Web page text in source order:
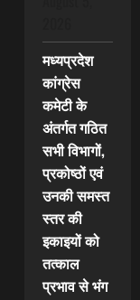
मध्यप्रदेश
कांग्रेस
कमेटी के
अंतर्गत गठित
सभी विभागों,
प्रकोष्ठों एवं
उनकी समस्त
स्तर की
इकाइयों को
तत्काल
प्रभाव से भंग